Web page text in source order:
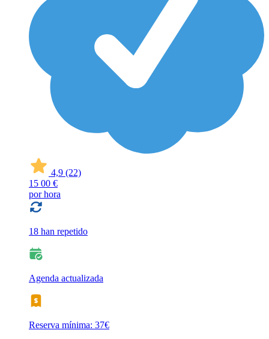
4,9 (22)
15 00 €
por hora
18 han repetido
Agenda actualizada
Reserva mínima: 37€